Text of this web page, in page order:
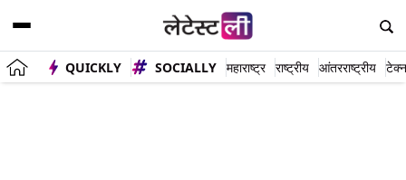
QUICKLY SOCIALLY महाराष्ट्र राष्ट्रीय आंतरराष्ट्रीय